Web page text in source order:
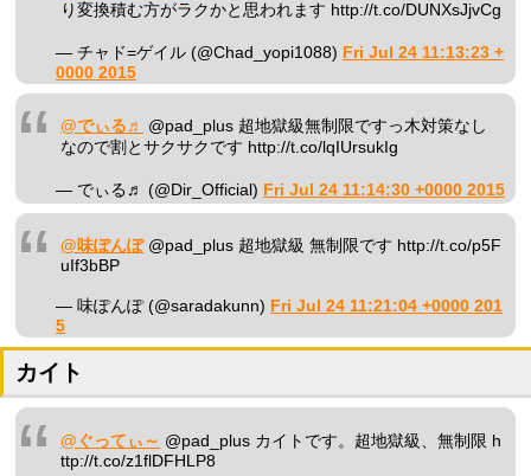
り変換積む方がラクかと思われます http://t.co/DUNXsJjvCg
— チャド=ゲイル (@Chad_yopi1088) Fri Jul 24 11:13:23 +
0000 2015
@でぃる♬
@pad_plus 超地獄級無制限ですっ木対策なし
なので割とサクサクです http://t.co/lqIUrsukIg
— でぃる♬ (@Dir_Official) Fri Jul 24 11:14:30 +0000 2015
@味ぽんぽ@pad_plus 超地獄級 無制限です http://t.co/p5F
uIf3bBP
— 味ぽんぽ (@saradakunn) Fri Jul 24 11:21:04 +0000 201
5
カイト
@ぐってぃ～ @pad_plus カイトです。超地獄級、無制限 h
ttp://t.co/z1flDFHLP8